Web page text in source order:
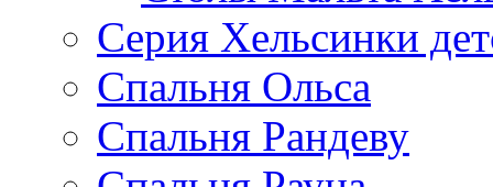
Серия Хельсинки
Спальня Ольса
Спальня Рандеву